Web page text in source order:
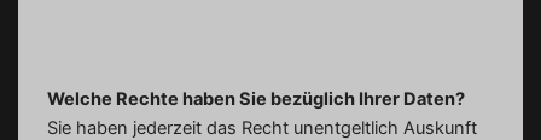
Welche Rechte haben Sie bezüglich Ihrer Daten?
Sie haben jederzeit das Recht unentgeltlich Auskunft